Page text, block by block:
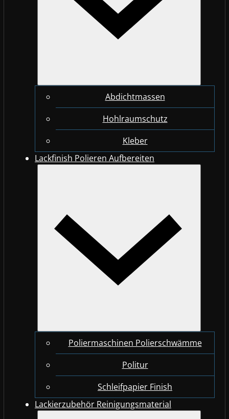
Abdichtmassen
Hohlraumschutz
Kleber
Lackfinish Polieren Aufbereiten
Poliermaschinen Polierschwämme
Politur
Schleifpapier Finish
Lackierzubehör Reinigungsmaterial